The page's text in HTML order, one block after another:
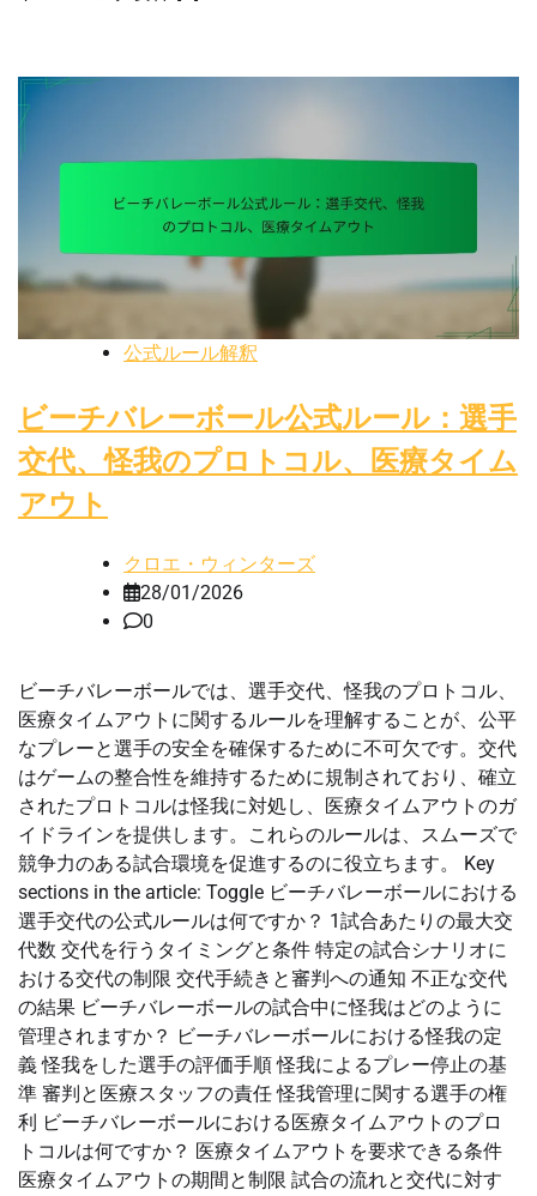
公式ルール解釈
ビーチバレーボール公式ルール：選手
交代、怪我のプロトコル、医療タイム
アウト
クロエ・ウィンターズ
28/01/2026
0
ビーチバレーボールでは、選手交代、怪我のプロトコル、
医療タイムアウトに関するルールを理解することが、公平
なプレーと選手の安全を確保するために不可欠です。交代
はゲームの整合性を維持するために規制されており、確立
されたプロトコルは怪我に対処し、医療タイムアウトのガ
イドラインを提供します。これらのルールは、スムーズで
競争力のある試合環境を促進するのに役立ちます。 Key
sections in the article: Toggle ビーチバレーボールにおける
選手交代の公式ルールは何ですか？ 1試合あたりの最大交
代数 交代を行うタイミングと条件 特定の試合シナリオに
おける交代の制限 交代手続きと審判への通知 不正な交代
の結果 ビーチバレーボールの試合中に怪我はどのように
管理されますか？ ビーチバレーボールにおける怪我の定
義 怪我をした選手の評価手順 怪我によるプレー停止の基
準 審判と医療スタッフの責任 怪我管理に関する選手の権
利 ビーチバレーボールにおける医療タイムアウトのプロ
トコルは何ですか？ 医療タイムアウトを要求できる条件
医療タイムアウトの期間と制限 試合の流れと交代に対す